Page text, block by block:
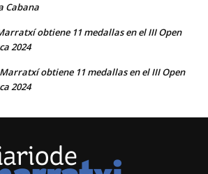
Cabana
obtiene 11 medallas en el III Open
2024
obtiene 11 medallas en el III Open
2024